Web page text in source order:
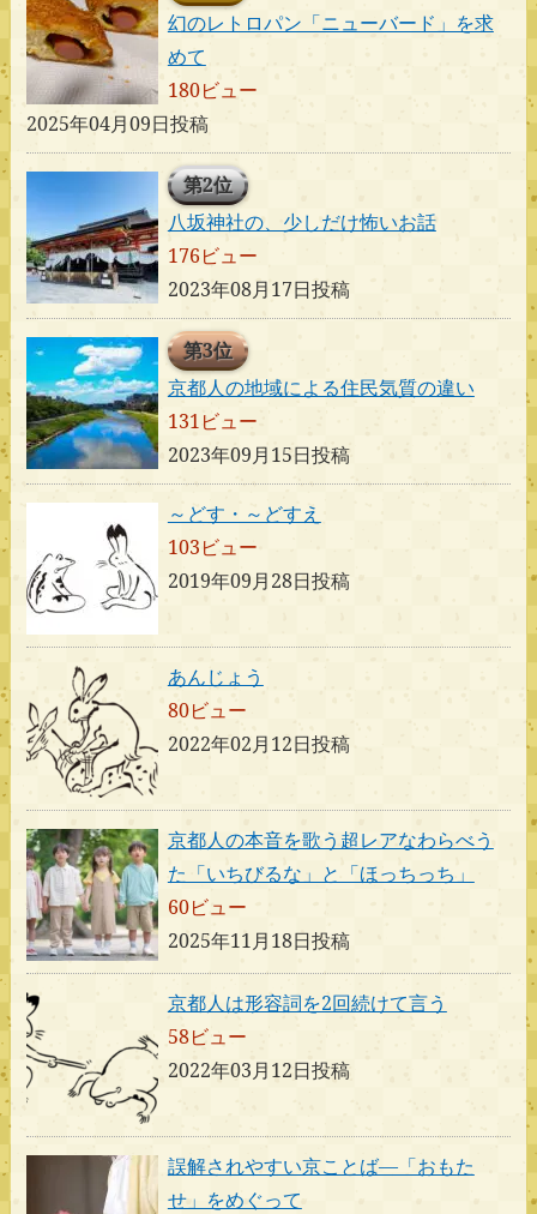
幻のレトロパン「ニューバード」を求
めて
180ビュー
2025年04月09日投稿
第2位
八坂神社の、少しだけ怖いお話
176ビュー
2023年08月17日投稿
第3位
京都人の地域による住民気質の違い
131ビュー
2023年09月15日投稿
～どす・～どすえ
103ビュー
2019年09月28日投稿
あんじょう
80ビュー
2022年02月12日投稿
京都人の本音を歌う超レアなわらべう
た「いちびるな」と「ほっちっち」
60ビュー
2025年11月18日投稿
京都人は形容詞を2回続けて言う
58ビュー
2022年03月12日投稿
誤解されやすい京ことば―「おもた
せ」をめぐって